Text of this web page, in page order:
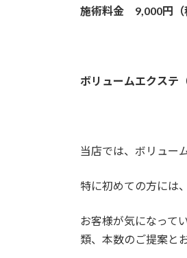
施術料金 9,000円（
ボリュームエクステ
当店では、ボリュー
特に初めての方には
お客様が気になって
類、本数のご提案と